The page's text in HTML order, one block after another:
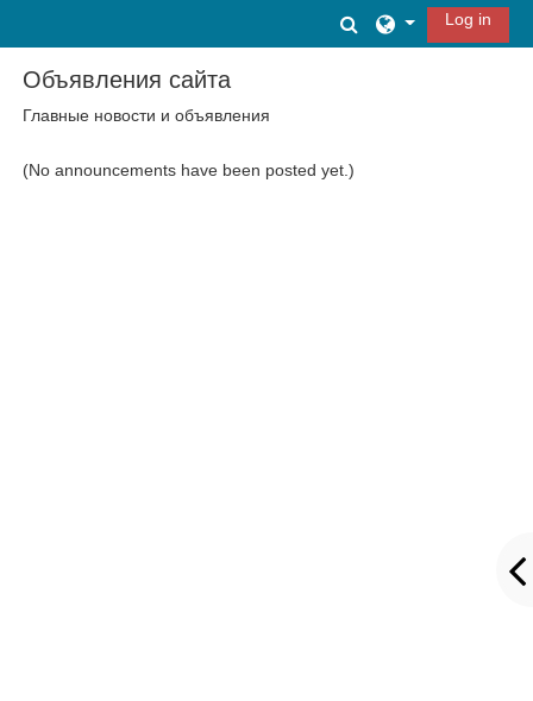
Toggle search input
Log in
Объявления сайта
Главные новости и объявления
(No announcements have been posted yet.)